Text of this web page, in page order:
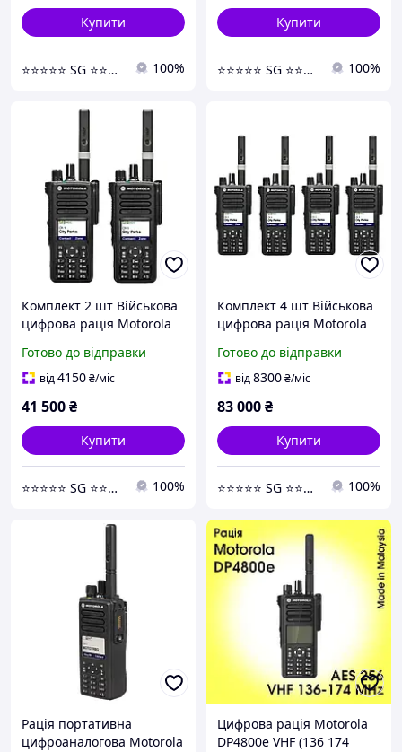
Купити
⭐️⭐️⭐️⭐️⭐️ SG ⭐️⭐️⭐️⭐️⭐️ 100%
Купити
⭐️⭐️⭐️⭐️⭐️ SG ⭐️⭐️⭐️⭐️⭐️ 100%
Комплект 2 шт Військова
цифрова рація Motorola
136-174 МГц 5 Вт
Готово до відправки
від4150₴/міс
41 500₴
Купити
⭐️⭐️⭐️⭐️⭐️ SG ⭐️⭐️⭐️⭐️⭐️ 100%
Комплект 4 шт Військова
цифрова рація Motorola
136-174 МГц 5 Вт
Готово до відправки
від8300₴/міс
83 000₴
Купити
⭐️⭐️⭐️⭐️⭐️ SG ⭐️⭐️⭐️⭐️⭐️ 100%
Рація портативна
цифроаналогова Motorola
Цифрова рація Motorola
DP4800e VHF (136 174